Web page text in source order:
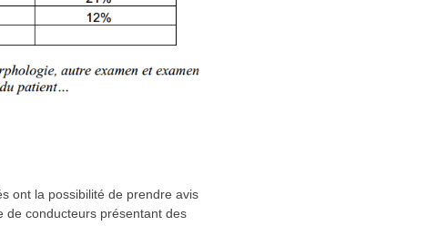
ont la possibilité de prendre avis
de conducteurs présentant des